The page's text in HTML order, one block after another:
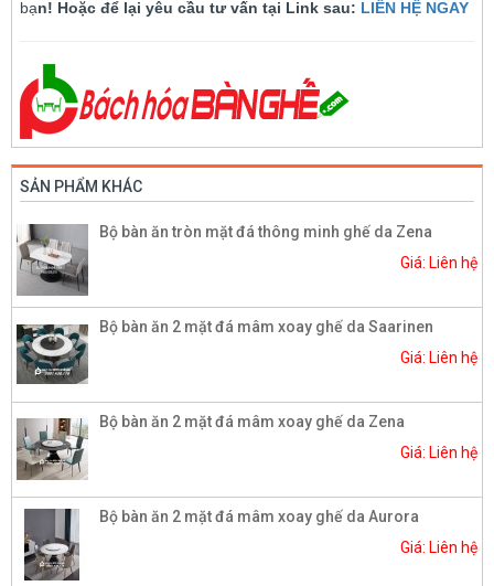
bạn! Hoặc để lại yêu cầu tư vấn tại Link sau: LIÊN HỆ NGAY
SẢN PHẨM KHÁC
Bộ bàn ăn tròn mặt đá thông minh ghế da Zena
Giá: Liên hệ
Bộ bàn ăn 2 mặt đá mâm xoay ghế da Saarinen
Giá: Liên hệ
Bộ bàn ăn 2 mặt đá mâm xoay ghế da Zena
Giá: Liên hệ
Bộ bàn ăn 2 mặt đá mâm xoay ghế da Aurora
Giá: Liên hệ